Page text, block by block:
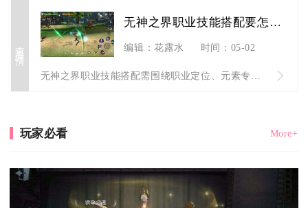
查看详情
无神之界职业技能搭配要怎么选
编辑：花露水 时间：05-02
玩家必看 More+